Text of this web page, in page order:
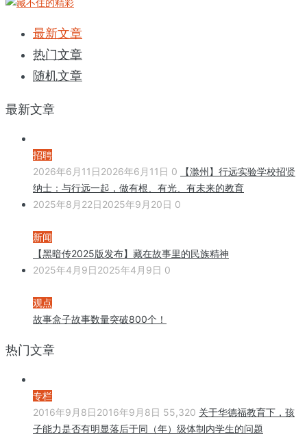
最新文章
热门文章
随机文章
最新文章
招聘
2026年6月11日2026年6月11日 0
【滁州】行远实验学校招贤
纳士：与行远一起，做有根、有光、有未来的教育
2025年8月22日2025年9月20日 0
新闻
【黑暗传2025版发布】藏在故事里的民族精神
2025年4月9日2025年4月9日 0
观点
故事盒子故事数量突破800个！
热门文章
专栏
2016年9月8日2016年9月8日 55,320 关于华德福教育下，孩
子能力是否有明显落后于同（年）级体制内学生的问题